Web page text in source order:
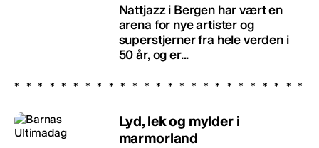
Nattjazz i Bergen har vært en
arena for nye artister og
superstjerner fra hele verden i
50 år, og er...
Lyd, lek og mylder i
marmorland